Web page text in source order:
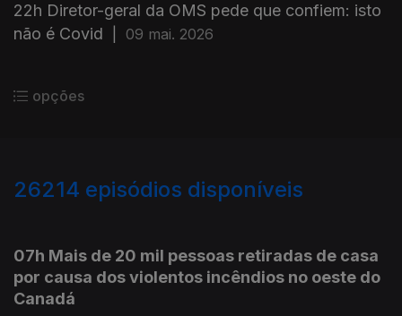
22h Diretor-geral da OMS pede que confiem: isto
não é Covid
09 mai. 2026
opções
26214 episódios disponíveis
07h Mais de 20 mil pessoas retiradas de casa
por causa dos violentos incêndios no oeste do
Canadá